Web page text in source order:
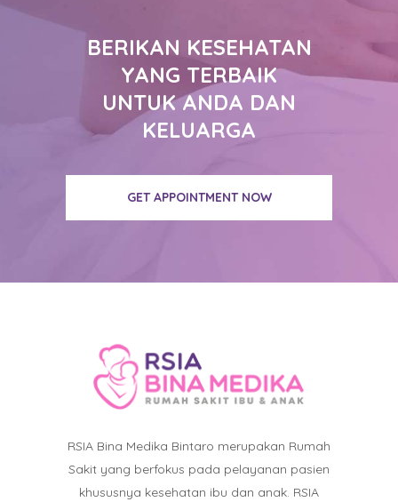
BERIKAN KESEHATAN
YANG TERBAIK
UNTUK ANDA DAN
KELUARGA
GET APPOINTMENT NOW
RSIA Bina Medika Bintaro merupakan Rumah
Sakit yang berfokus pada pelayanan pasien
khususnya kesehatan ibu dan anak. RSIA